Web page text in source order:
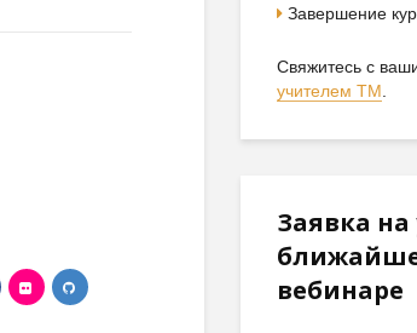
Завершение
Свяжитесь с
учителем ТМ
Заявка на
вебинаре